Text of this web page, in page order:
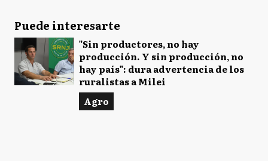
Puede interesarte
"Sin productores, no hay
producción. Y sin producción, no
hay país": dura advertencia de los
ruralistas a Milei
Agro